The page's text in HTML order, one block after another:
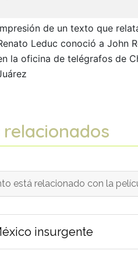
de un texto que
Leduc conoció a John
la oficina de telégrafos de
está relacionado con la
insurgente